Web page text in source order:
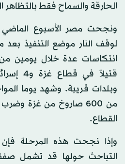
الحارقة والسماح فقط بالتظاهر
ونجحت مصر الأسبوع
لوقف النار موضع التنفيذ
قتيلاً في
وبلدات قريبة. وشهد يوما
القطاع.
وإذا نجحت هذه المرحلة
التباحث حولها قد تشمل